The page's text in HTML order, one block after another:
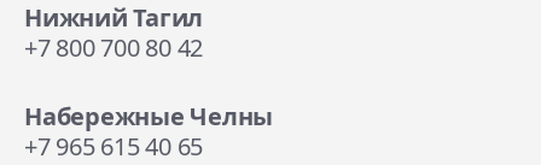
Нижний Тагил
+7 800 700 80 42
Набережные Челны
+7 965 615 40 65